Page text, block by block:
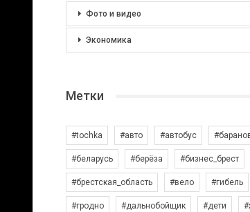
Фото и видео
Экономика
Метки
#tochka #авто #автобус
#беларусь #берёза #бизнес_брест
#брестская_область #вело #гибель
#гродно #дальнобойщик #дети